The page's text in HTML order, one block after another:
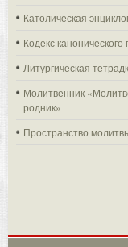
Католическая
Кодекс канонического
Литургическая
Молитвенник
родник»
Пространство